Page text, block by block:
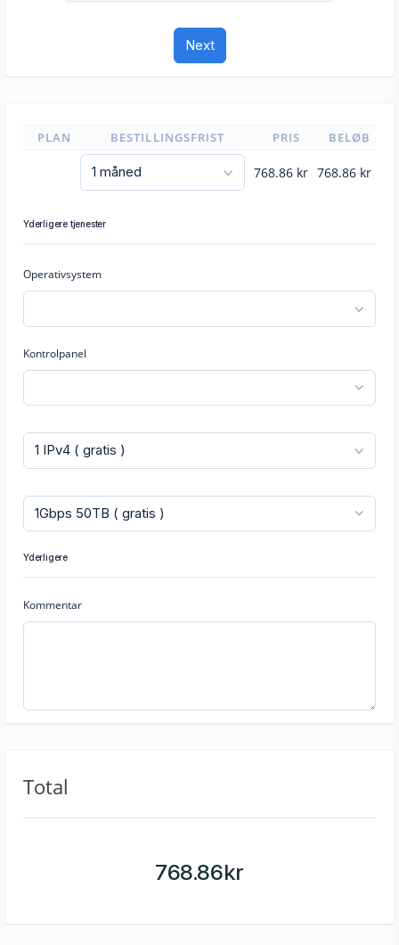
PLAN BESTILLINGSFRIST PRIS BELØB
768.86 kr 768.86 kr
Yderligere tjenester
Operativsystem
Kontrolpanel
Yderligere
Kommentar
Total
768.86kr